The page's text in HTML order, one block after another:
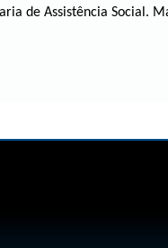
de Assistência Social.